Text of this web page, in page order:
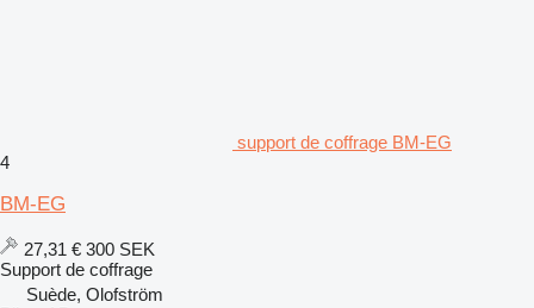
support de coffrage BM-EG
4
BM-EG
27,31 € 300 SEK
Support de coffrage
Suède, Olofström